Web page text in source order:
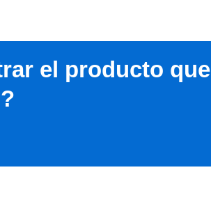
el producto que